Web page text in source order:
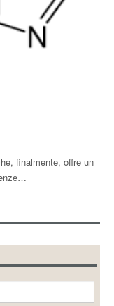
finalmente, offre un